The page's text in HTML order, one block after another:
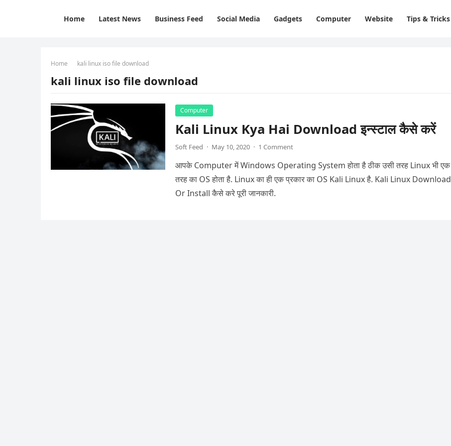
Home Latest News Business Feed Social Media Gadgets Computer Website Tips & Tricks
Home kali linux iso file download
kali linux iso file download
Computer
Kali Linux Kya Hai Download इन्स्टाल कैसे करें
Soft Feed · May 10, 2020 · 1 Comment
आपके Computer में Windows Operating System होता है ठीक उसी तरह Linux भी एक
तरह का OS होता है. Linux का ही एक प्रकार का OS Kali Linux है. Kali Linux Download
Or Install कैसे करे पूरी जानकारी.